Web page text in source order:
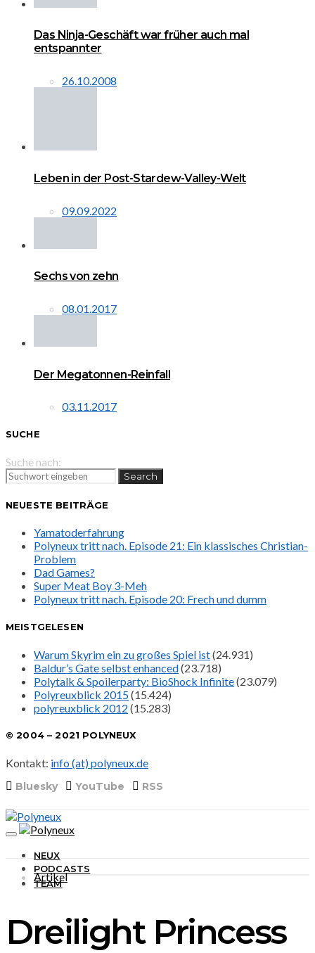
Das Ninja-Geschäft war früher auch mal
entspannter
26.10.2008
Leben in der Post-Stardew-Valley-Welt
09.09.2022
Sechs von zehn
08.01.2017
Der Megatonnen-Reinfall
03.11.2017
SUCHE
Suche nach:
Search
NEUESTE BEITRÄGE
Yamatoderfahrung
Polyneux tritt nach. Episode 21: Ein klassisches Christian-
Problem
Dad Games?
Super Meat Boy 3-Meh
Polyneux tritt nach. Episode 20: Frech und dumm
MEISTGELESEN
Warum Skyrim ein zu großes Spiel ist(24.931)
Baldur’s Gate selbst enhanced(23.718)
Polytalk & Spoilerparty: BioShock Infinite(23.079)
Polyreuxblick 2015(15.424)
polyreuxblick 2012 (15.283)
© 2004 – 2021 POLYNEUX
Kontakt: info (at) polyneux.de
Bluesky YouTube RSS
NEUX
PODCASTS
TEAM
Artikel
Dreilight Princess